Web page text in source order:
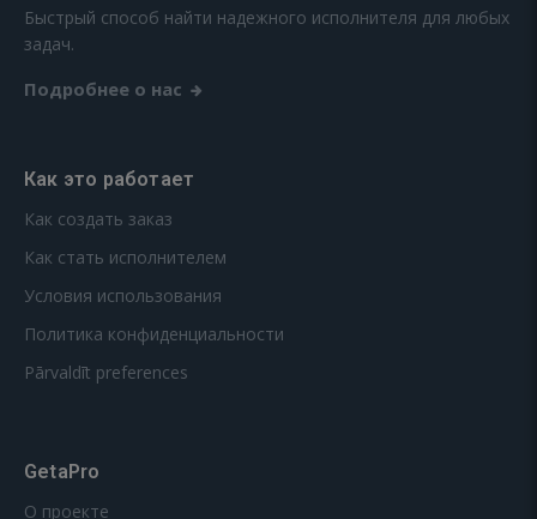
Быстрый способ найти надежного исполнителя для любых
задач.
Подробнее о нас
Как это работает
Как создать заказ
Как стать исполнителем
Условия использования
Политика конфиденциальности
Pārvaldīt preferences
GetaPro
О проекте